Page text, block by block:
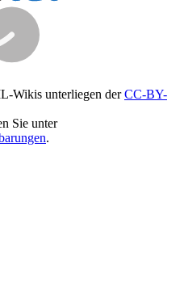
Wikis unterliegen derCC-BY-
Sie unter
.